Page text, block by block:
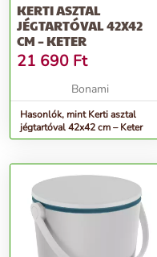
KERTI ASZTAL
JÉGTARTÓVAL 42X42
CM – KETER
21 690 Ft
Bonami
Hasonlók, mint Kerti asztal
jégtartóval 42x42 cm – Keter